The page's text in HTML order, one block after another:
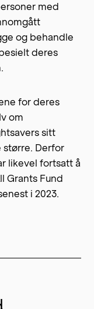
med
og behandle
deres
for deres
om
sitt
større. Derfor
likevel fortsatt å
Grants Fund
i 2023.